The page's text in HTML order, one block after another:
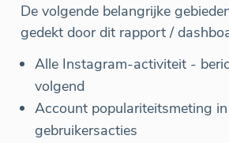
De volgende belangrijke
gedekt door dit rapport /
Alle Instagram-activiteit -
volgend
Account populariteitsmeting in
gebruikersacties